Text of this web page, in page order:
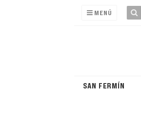
MENÚ
SAN FERMÍN